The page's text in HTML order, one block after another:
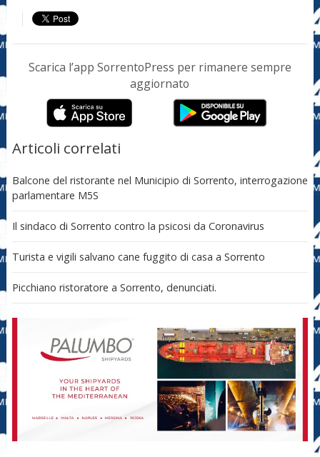
Scarica l’app SorrentoPress per rimanere sempre
aggiornato
Articoli correlati
Balcone del ristorante nel Municipio di Sorrento, interrogazione
parlamentare M5S
Il sindaco di Sorrento contro la psicosi da Coronavirus
Turista e vigili salvano cane fuggito di casa a Sorrento
Picchiano ristoratore a Sorrento, denunciati.